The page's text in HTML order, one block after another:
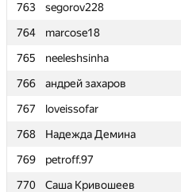
763
segorov228
764
marcose18
765
neeleshsinha
766
андрей захаров
767
loveissofar
768
Надежда Демина
769
petroff.97
770
Саша Кривошеев
763
segorov228
764
marcose18
765
neeleshsinha
766
андрей захаров
767
loveissofar
768
Надежда Демина
769
petroff.97
770
Саша Кривошеев